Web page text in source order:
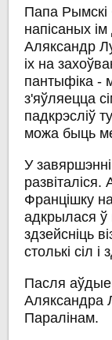
Папа Рымскі
напісаных
Аляксандр
іх на
пантыфіка -
з'яўляецца
падкрэсліў
можа быць
У завяршэнні
Францішку
адкрылася ў
здзейсніць
столькі сіл
Пасля
Аляксандра
Паралінам.